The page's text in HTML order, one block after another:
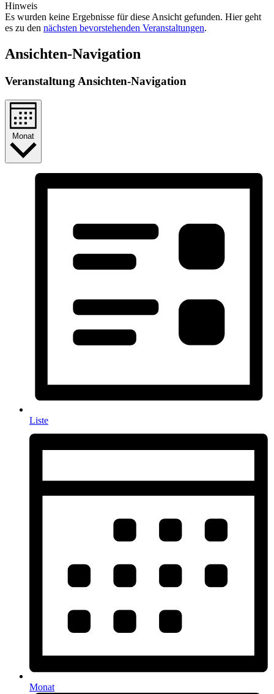
Hinweis
Es wurden keine Ergebnisse für diese Ansicht gefunden. Hier geht
es zu den nächsten bevorstehenden Veranstaltungen.
Ansichten-Navigation
Veranstaltung Ansichten-Navigation
Monat
Liste
Monat